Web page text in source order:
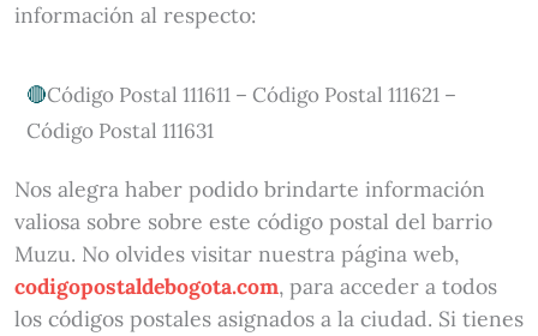
información al respecto:
Código Postal 111611 – Código Postal 111621 –
Código Postal 111631
Nos alegra haber podido brindarte información
valiosa sobre sobre este código postal del barrio
Muzu. No olvides visitar nuestra página web,
codigopostaldebogota.com, para acceder a todos
los códigos postales asignados a la ciudad. Si tienes